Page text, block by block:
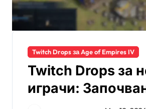
Twitch Drops за Age of Empires IV
Twitch Drops за
играчи:
Настройка на